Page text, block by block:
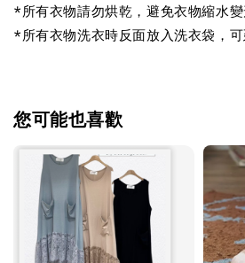
*所有衣物請勿烘乾，避免衣物縮水變
*所有衣物洗衣時反面放入洗衣袋，可
您可能也喜歡